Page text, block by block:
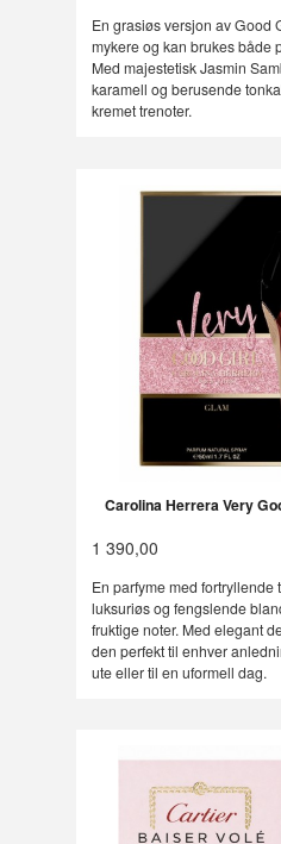
En grasiøs versjon av Good
mykere og kan brukes både
Med majestetisk Jasmin
karamell og berusende
kremet trenoter.
Carolina Herrera Very
1 390,00
En parfyme med fortryllende
luksuriøs og fengslende
fruktige noter. Med elegant
den perfekt til enhver
ute eller til en uformell dag.